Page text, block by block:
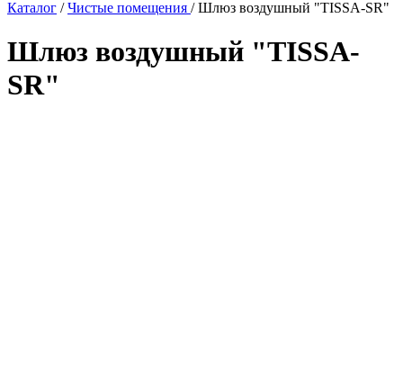
Каталог / Чистые помещения / Шлюз воздушный "TISSA-SR"
Шлюз воздушный "TISSA-
SR"